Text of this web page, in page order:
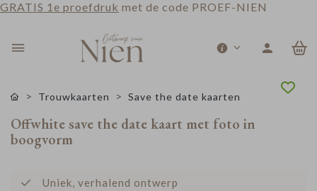
GRATIS 1e proefdruk met de code PROEF-NIEN
Trouwkaarten Save the date kaarten
Offwhite save the date kaart met foto in
boogvorm
Uniek, verhalend ontwerp